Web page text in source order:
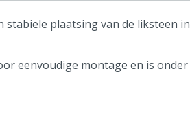
plaatsing van de liksteen in
eenvoudige montage en is onder